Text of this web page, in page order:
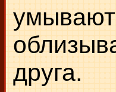
друга.